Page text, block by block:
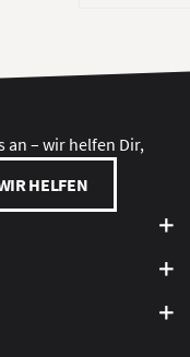
an – wir helfen Dir,
HELFEN